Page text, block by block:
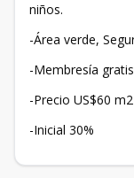
niños.
-Área verde,
-Membresía
-Precio US$60 m2
-Inicial 30%